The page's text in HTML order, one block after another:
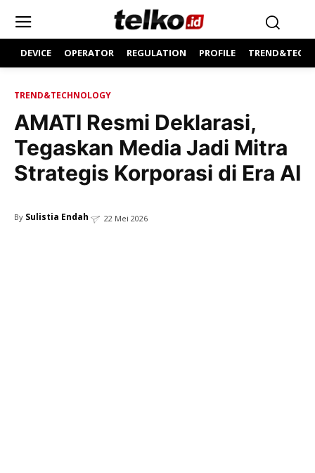
DEVICE OPERATOR REGULATION PROFILE
TREND&TECHNOLOGY
AMATI Resmi Deklarasi,
Tegaskan Media Jadi Mitra
Strategis Korporasi di Era AI
By Sulistia Endah 22 Mei 2026